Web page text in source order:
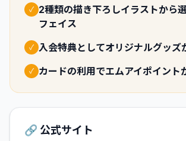
✓ 2種類の描き下ろしイラストから
フェイス
✓ 入会特典としてオリジナルグッズ
✓ カードの利用でエムアイポイント
🔗 公式サイト